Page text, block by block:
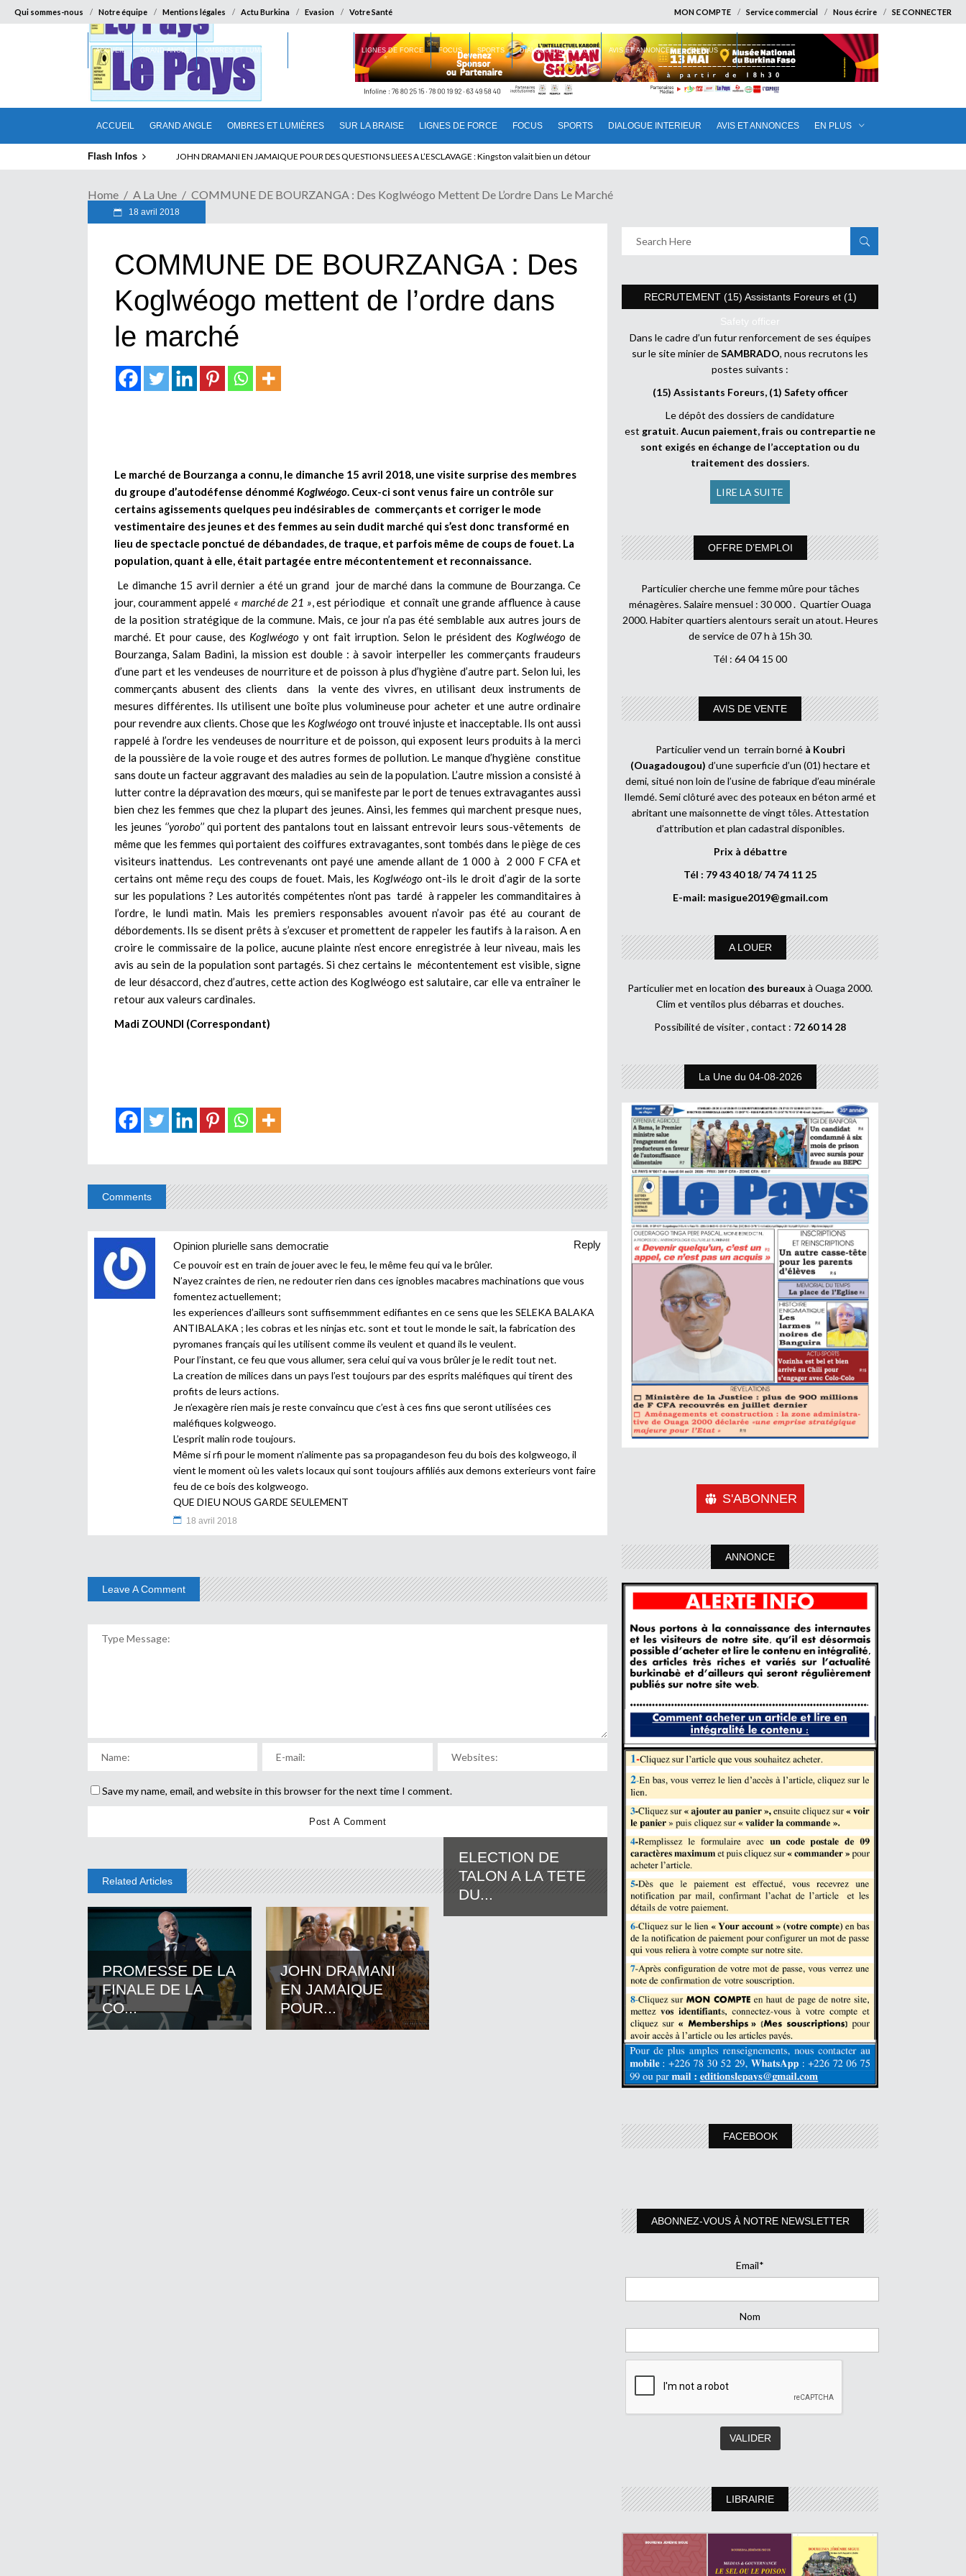
Qui sommes-nous Notre équipe Mentions légales Actu Burkina Evasion Votre Santé MON COMPTE Service commercial Nous écrire SE CONNECTER
ACCUEIL GRAND ANGLE OMBRES ET LUMIÈRES SUR LA BRAISE LIGNES DE FORCE FOCUS SPORTS DIALOGUE INTERIEUR AVIS ET ANNONCES EN PLUS
ACCUEIL GRAND ANGLE OMBRES ET LUMIÈRES LIGNES DE FORCE FOCUS SPORTS DIALOGUE INTERIEUR AVIS ET ANNONCES EN PLUS
Flash Infos ELECTION DE TALON A LA TETE DU SENAT BENINOIS : Quand Patrice quitte le pouvoir sans partir !
Home A La Une COMMUNE DE BOURZANGA : Des Koglwéogo Mettent De L’ordre Dans Le Marché
18 avril 2018
COMMUNE DE BOURZANGA : Des
Koglwéogo mettent de l’ordre dans
le marché
Le marché de Bourzanga a connu, le dimanche 15 avril 2018, une visite surprise des membres
du groupe d’autodéfense dénommé Koglwéogo. Ceux-ci sont venus faire un contrôle sur
certains agissements quelques peu indésirables de commerçants et corriger le mode
vestimentaire des jeunes et des femmes au sein dudit marché qui s’est donc transformé en
lieu de spectacle ponctué de débandades, de traque, et parfois même de coups de fouet. La
population, quant à elle, était partagée entre mécontentement et reconnaissance.
Le dimanche 15 avril dernier a été un grand jour de marché dans la commune de Bourzanga. Ce
jour, couramment appelé « marché de 21 », est périodique et connaît une grande affluence à cause
de la position stratégique de la commune. Mais, ce jour n’a pas été semblable aux autres jours de
marché. Et pour cause, des Koglwéogo y ont fait irruption. Selon le président des Koglwéogode
Bourzanga, Salam Badini, la mission est double : à savoir interpeller les commerçants fraudeurs
d’une part et les vendeuses de nourriture et de poisson à plus d’hygiène d’autre part. Selon lui, les
commerçants abusent des clients dans la vente des vivres, en utilisant deux instruments de
mesures différentes. Ils utilisent une boîte plus volumineuse pour acheter et une autre ordinaire
pour revendre aux clients. Chose que les Koglwéogoont trouvé injuste et inacceptable. Ils ont aussi
rappelé à l’ordre les vendeuses de nourriture et de poisson, qui exposent leurs produits à la merci
de la poussière de la voie rouge et des autres formes de pollution. Le manque d’hygiène constitue
sans doute un facteur aggravant des maladies au sein de la population. L’autre mission a consisté à
lutter contre la dépravation des mœurs, qui se manifeste par le port de tenues extravagantes aussi
bien chez les femmes que chez la plupart des jeunes. Ainsi, les femmes qui marchent presque nues,
les jeunes ‘’yorobo’’ qui portent des pantalons tout en laissant entrevoir leurs sous-vêtements de
même que les femmes qui portaient des coiffures extravagantes, sont tombés dans le piège de ces
visiteurs inattendus. Les contrevenants ont payé une amende allant de 1 000 à 2 000 F CFA et
certains ont même reçu des coups de fouet. Mais, les Koglwéogoont-ils le droit d’agir de la sorte
sur les populations ? Les autorités compétentes n’ont pas tardé à rappeler les commanditaires à
l’ordre, le lundi matin. Mais les premiers responsables avouent n’avoir pas été au courant de
débordements. Ils se disent prêts à s’excuser et promettent de rappeler les fautifs à la raison. A en
croire le commissaire de la police, aucune plainte n’est encore enregistrée à leur niveau, mais les
avis au sein de la population sont partagés. Si chez certains le mécontentement est visible, signe
de leur désaccord, chez d’autres, cette action des Koglwéogo est salutaire, car elle va entraîner le
retour aux valeurs cardinales.
Madi ZOUNDI (Correspondant)
Comments
Opinion plurielle sans democratie
Reply
Ce pouvoir est en train de jouer avec le feu, le même feu qui va le brûler.
N’ayez craintes de rien, ne redouter rien dans ces ignobles macabres machinations que vous
fomentez actuellement;
les experiences d’ailleurs sont suffisemmment edifiantes en ce sens que les SELEKA BALAKA
ANTIBALAKA ; les cobras et les ninjas etc. sont et tout le monde le sait, la fabrication des
pyromanes français qui les utilisent comme ils veulent et quand ils le veulent.
Pour l’instant, ce feu que vous allumer, sera celui qui va vous brûler je le redit tout net.
La creation de milices dans un pays l’est toujours par des esprits maléfiques qui tirent des
profits de leurs actions.
Je n’exagère rien mais je reste convaincu que c’est à ces fins que seront utilisées ces
maléfiques kolgweogo.
L’esprit malin rode toujours.
Même si rfi pour le moment n’alimente pas sa propagandeson feu du bois des kolgweogo, il
vient le moment où les valets locaux qui sont toujours affiliés aux demons exterieurs vont faire
feu de ce bois des kolgweogo.
QUE DIEU NOUS GARDE SEULEMENT
18 avril 2018
Leave A Comment
Save my name, email, and website in this browser for the next time I comment.
Related Articles
PROMESSE DE LA
FINALE DE LA
CO...
JOHN DRAMANI
EN JAMAIQUE
POUR...
ELECTION DE
TALON A LA TETE
DU...
RECRUTEMENT (15) Assistants Foreurs et (1)
Safety officer
Dans le cadre d’un futur renforcement de ses équipes
sur le site minier deSAMBRADO, nous recrutons les
postes suivants :
(15) Assistants Foreurs, (1) Safety officer
Le dépôt des dossiers de candidature
est gratuit.Aucun paiement, frais ou contrepartie ne
sont exigés en échange de l’acceptation ou du
traitement des dossiers.
LIRE LA SUITE
OFFRE D’EMPLOI
Particulier cherche une femme mûre pour tâches
ménagères. Salaire mensuel : 30 000 . Quartier Ouaga
2000. Habiter quartiers alentours serait un atout. Heures
de service de 07 h à 15h 30.
Tél : 64 04 15 00
AVIS DE VENTE
Particulier vend un terrain borné à Koubri
(Ouagadougou) d’une superficie d’un (01) hectare et
demi, situé non loin de l’usine de fabrique d’eau minérale
Ilemdé. Semi clôturé avec des poteaux en béton armé et
abritant une maisonnette de vingt tôles. Attestation
d’attribution et plan cadastral disponibles.
Prix à débattre
Tél : 79 43 40 18/ 74 74 11 25
E-mail: masigue2019@gmail.com
A LOUER
Particulier met en location des bureaux à Ouaga 2000.
Clim et ventilos plus débarras et douches.
Possibilité de visiter , contact : 72 60 14 28
La Une du 04-08-2026
S'ABONNER
ANNONCE
FACEBOOK
ABONNEZ-VOUS À NOTRE NEWSLETTER
Email*
Nom
LIBRAIRIE